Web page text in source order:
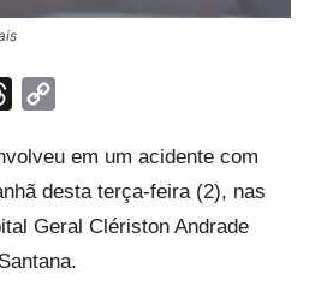
Threads
em um acidente com
desta terça-feira (2), nas
Geral Clériston Andrade